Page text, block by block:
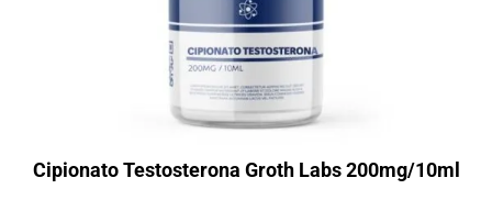
Cipionato Testosterona Groth Labs 200mg/10ml